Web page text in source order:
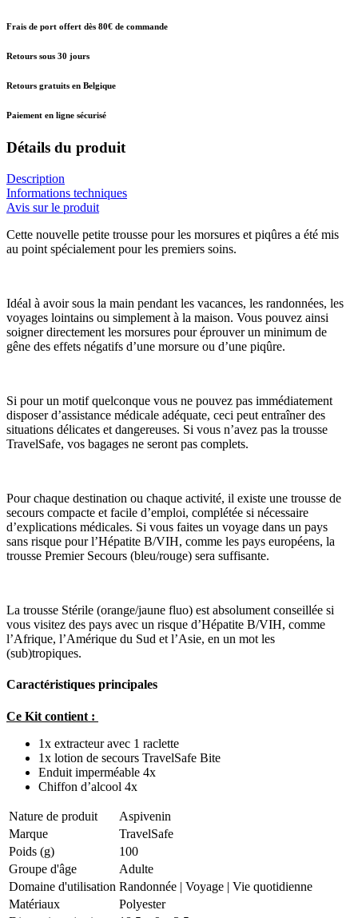
Frais de port offert dès 80€ de commande
Retours sous 30 jours
Retours gratuits en Belgique
Paiement en ligne sécurisé
Détails du produit
Description
Informations techniques
Avis sur le produit
Cette nouvelle petite trousse pour les morsures et piqûres a été mis
au point spécialement pour les premiers soins.
Idéal à avoir sous la main pendant les vacances, les randonnées, les
voyages lointains ou simplement à la maison. Vous pouvez ainsi
soigner directement les morsures pour éprouver un minimum de
gêne des effets négatifs d’une morsure ou d’une piqûre.
Si pour un motif quelconque vous ne pouvez pas immédiatement
disposer d’assistance médicale adéquate, ceci peut entraîner des
situations délicates et dangereuses. Si vous n’avez pas la trousse
TravelSafe, vos bagages ne seront pas complets.
Pour chaque destination ou chaque activité, il existe une trousse de
secours compacte et facile d’emploi, complétée si nécessaire
d’explications médicales. Si vous faites un voyage dans un pays
sans risque pour l’Hépatite B/VIH, comme les pays européens, la
trousse Premier Secours (bleu/rouge) sera suffisante.
La trousse Stérile (orange/jaune fluo) est absolument conseillée si
vous visitez des pays avec un risque d’Hépatite B/VIH, comme
l’Afrique, l’Amérique du Sud et l’Asie, en un mot les
(sub)tropiques.
Caractéristiques principales
Ce Kit contient :
1x extracteur avec 1 raclette
1x lotion de secours TravelSafe Bite
Enduit imperméable 4x
Chiffon d’alcool 4x
Nature de produit
Aspivenin
Marque
TravelSafe
Poids (g)
100
Groupe d'âge
Adulte
Domaine d'utilisation Randonnée | Voyage | Vie quotidienne
Matériaux
Polyester